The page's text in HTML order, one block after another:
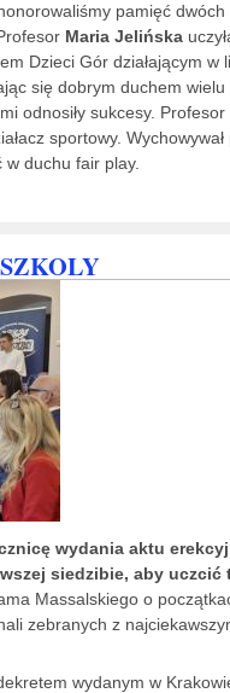
pamięć
Maria Jelińska
Dzieci Gór działającym
się dobrym duchem wielu
odnosiły sukcesy. Profesor
sportowy.
w duchu fair play.
wydania aktu
siedzibie, aby uczcić
Massalskiego o
zebranych z
wydanym w